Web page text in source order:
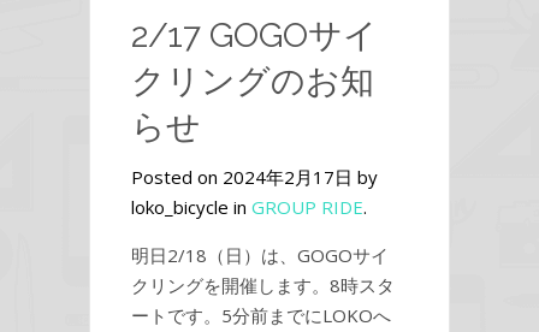
2/17 GOGOサイ
クリングのお知
らせ
Posted on 2024年2月17日 by
loko_bicycle in GROUP RIDE.
明日2/18（日）は、GOGOサイ
クリングを開催します。8時スタ
ートです。5分前までにLOKOへ